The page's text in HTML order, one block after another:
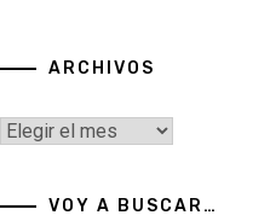
ARCHIVOS
Archivos
VOY A BUSCAR…